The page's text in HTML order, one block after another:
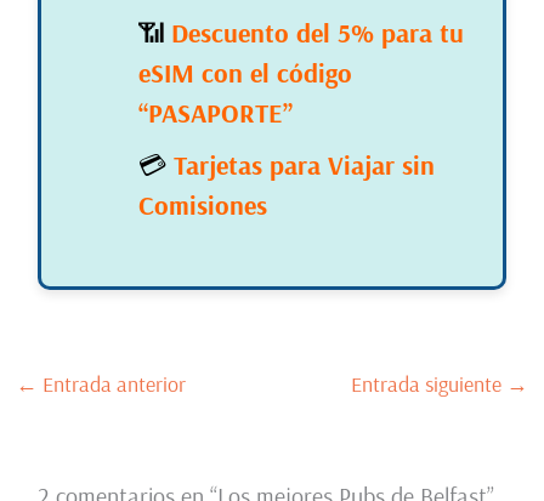
📶 Descuento del 5% para tu
eSIM con el código
“PASAPORTE”
💳 Tarjetas para Viajar sin
Comisiones
← Entrada anterior Entrada siguiente →